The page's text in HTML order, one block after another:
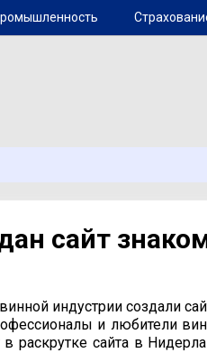
сайт
индустрии создали
и любители
раскрутке сайта в